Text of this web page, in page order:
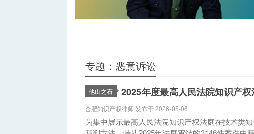
专题：恶意诉讼
他山之石 2025年度最高人民法院知识产
合肥知识产权律师 发布于 2026-05-06
为集中展示最高人民法院知识产权法庭在技术类